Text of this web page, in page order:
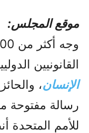
موقع المجلس:
القانونيين
الإنسان،
رسالة مفتوحة
للأمم المتحدة